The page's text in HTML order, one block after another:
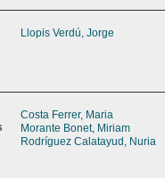
Llopis Verdú, Jorge
Costa Ferrer, Maria
Morante Bonet, Miriam
Rodríguez Calatayud, Nuria